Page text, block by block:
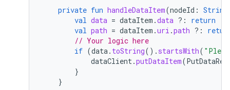
private fun handleDataItem(nodeId : String
val data = dataItem .data ?:
return
val path = dataItem .uri .path ?:
// Your logic here
if (data. toString(). startsWith(
dataClient.putDataItem(
}
}